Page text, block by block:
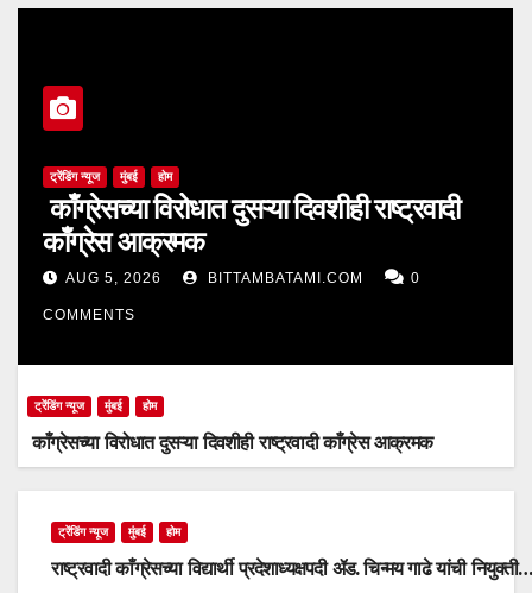
ट्रेंडिंग न्यूज मुंबई होम
काँग्रेसच्या विरोधात दुसऱ्या दिवशीही राष्ट्रवादी
काँग्रेस आक्रमक
AUG 5, 2026 BITTAMBATAMI.COM 0
COMMENTS
ट्रेंडिंग न्यूज मुंबई होम
काँग्रेसच्या विरोधात दुसऱ्या दिवशीही राष्ट्रवादी काँग्रेस आक्रमक
ट्रेंडिंग न्यूज मुंबई होम
राष्ट्रवादी काँग्रेसच्या विद्यार्थी प्रदेशाध्यक्षपदी ॲड. चिन्मय गाढे यांची नियुक्ती…